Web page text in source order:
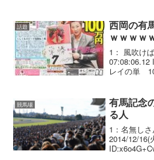
いう。そん
話題
西岡の有
ｗｗｗｗ
1： 風吹け
07:08:06.12
レイの単
競馬場
有馬記念
る人
1：名無し
2014/12/16(